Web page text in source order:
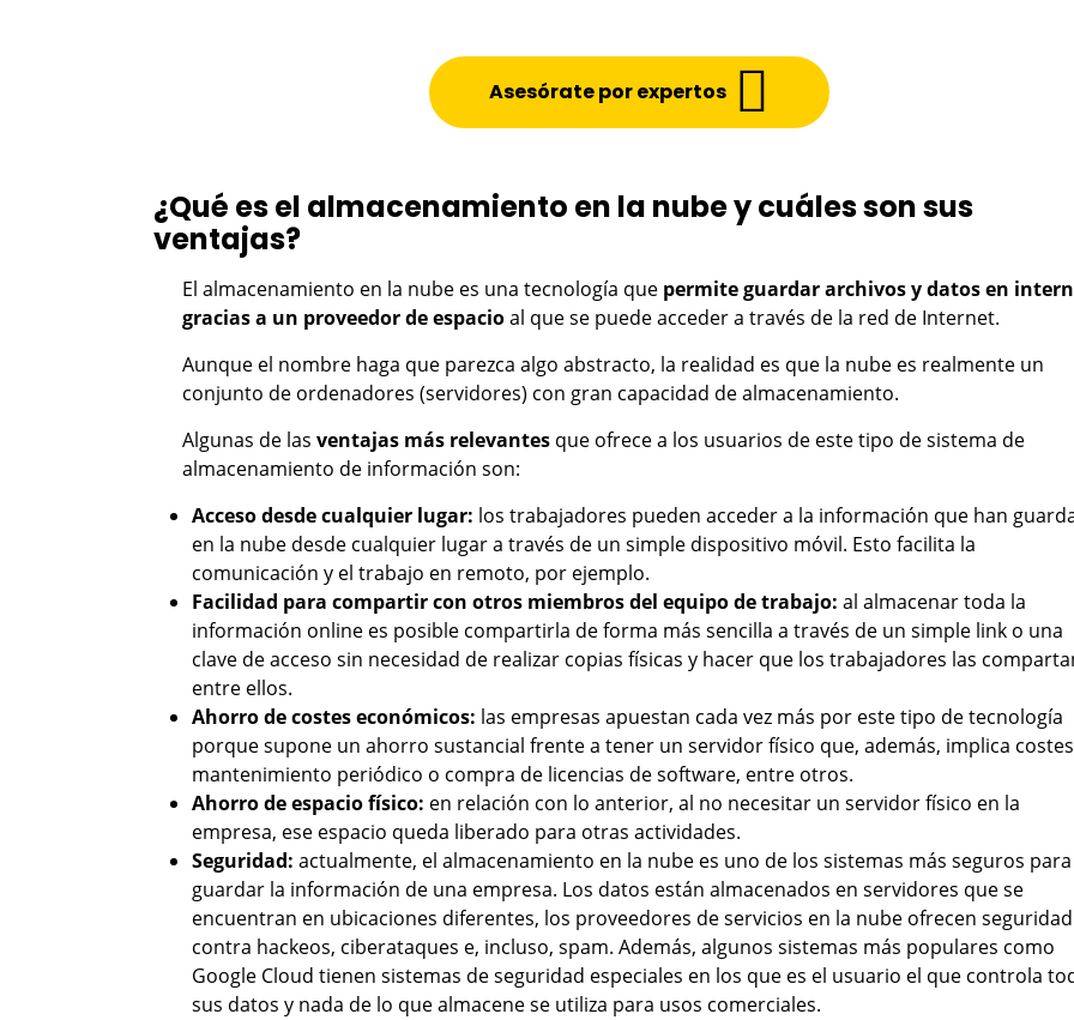
Asesórate por expertos
¿Qué es el almacenamiento en la nube y cuáles son sus
ventajas?
El almacenamiento en la nube es una tecnología que permite guardar archivos y datos en
gracias a un proveedor de espacioal que se puede acceder a través de la red de Internet.
Aunque el nombre haga que parezca algo abstracto, la realidad es que la nube es realmente un
conjunto de ordenadores (servidores) con gran capacidad de almacenamiento.
Algunas de las ventajas más relevantes que ofrece a los usuarios de este tipo de sistema de
almacenamiento de información son:
Acceso desde cualquier lugar: los trabajadores pueden acceder a la información que han
en la nube desde cualquier lugar a través de un simple dispositivo móvil. Esto facilita la
comunicación y el trabajo en remoto, por ejemplo.
Facilidad para compartir con otros miembros del equipo de trabajo: al almacenar toda la
información online es posible compartirla de forma más sencilla a través de un simple link o una
clave de acceso sin necesidad de realizar copias físicas y hacer que los trabajadores las
entre ellos.
Ahorro de costes económicos: las empresas apuestan cada vez más por este tipo de tecnología
porque supone un ahorro sustancial frente a tener un servidor físico que, además, implica
mantenimiento periódico o compra de licencias de software, entre otros.
Ahorro de espacio físico: en relación con lo anterior, al no necesitar un servidor físico en la
empresa, ese espacio queda liberado para otras actividades.
Seguridad: actualmente, el almacenamiento en la nube es uno de los sistemas más seguros para
guardar la información de una empresa. Los datos están almacenados en servidores que se
encuentran en ubicaciones diferentes, los proveedores de servicios en la nube ofrecen seguridad
contra hackeos, ciberataques e, incluso, spam. Además, algunos sistemas más populares como
Google Cloud tienen sistemas de seguridad especiales en los que es el usuario el que controla
sus datos y nada de lo que almacene se utiliza para usos comerciales.